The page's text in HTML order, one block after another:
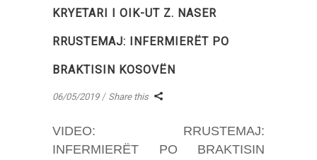
KRYETARI I OIK-UT Z. NASER
RRUSTEMAJ: INFERMIERËT PO
BRAKTISIN KOSOVËN
06/05/2019 Share this
VIDEO: RRUSTEMAJ:
INFERMIERËT PO BRAKTISIN